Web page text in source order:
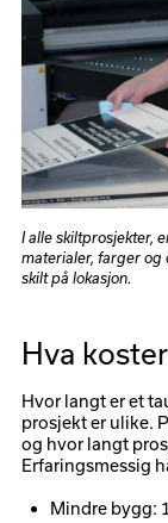
I alle skiltprosjekter,
materialer, farger og
skilt på lokasjon.
Hva
Hvor langt er et
prosjekt er ulike.
og hvor langt
Erfaringsmessig
Mindre bygg: